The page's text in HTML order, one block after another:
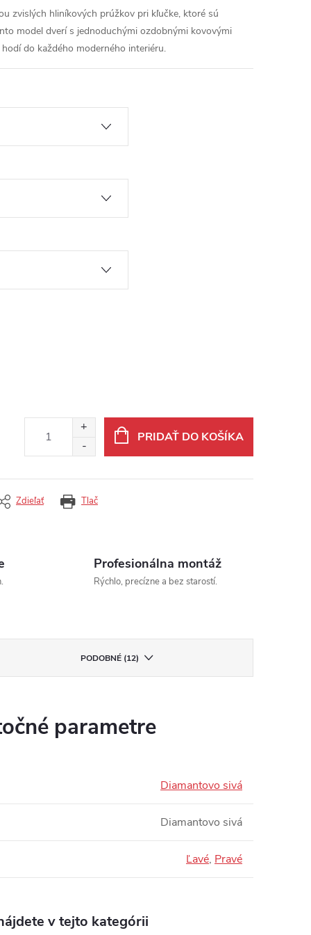
zvislých hliníkových prúžkov pri kľučke, ktoré sú
model dverí s jednoduchými ozdobnými kovovými
do každého moderného interiéru.
PRIDAŤ DO KOŠÍKA
Tlač
Zdieľať
Profesionálna montáž
Rýchlo, precízne a bez starostí.
PODOBNÉ (12)
parametre
Diamantovo sivá
Diamantovo sivá
Ľavé, Pravé
v tejto kategórii